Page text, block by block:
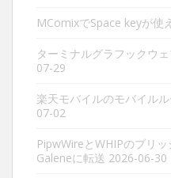
MComixでSpace keyが使
ターミナルグラフックウ
07-29
楽天モバイルのモバイル
07-02
PipwWireとWHIPのブリ
Galeneに転送 2026-06-30